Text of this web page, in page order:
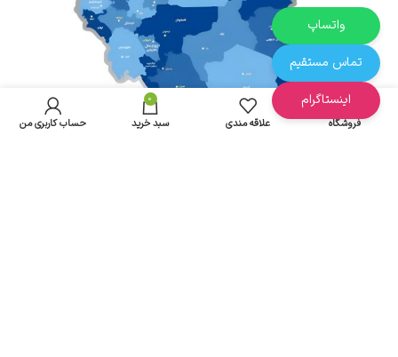
فروشگاه علاقه مندی
0
سبد خرید حساب کاربری من
واتساپ
تماس مستقیم
اینستاگرام